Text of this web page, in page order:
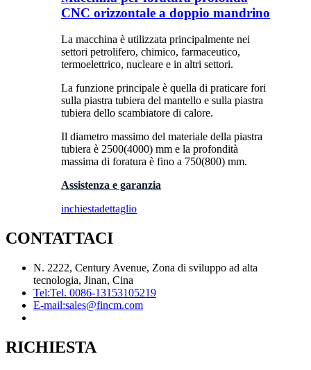
CNC orizzontale a doppio mandrino
La macchina è utilizzata principalmente nei
settori petrolifero, chimico, farmaceutico,
termoelettrico, nucleare e in altri settori.
La funzione principale è quella di praticare fori
sulla piastra tubiera del mantello e sulla piastra
tubiera dello scambiatore di calore.
Il diametro massimo del materiale della piastra
tubiera è 2500(4000) mm e la profondità
massima di foratura è fino a 750(800) mm.
Assistenza e garanzia
inchiestadettaglio
CONTATTACI
N. 2222, Century Avenue, Zona di sviluppo ad alta
tecnologia, Jinan, Cina
Tel:Tel. 0086-13153105219
E-mail:sales@fincm.com
RICHIESTA